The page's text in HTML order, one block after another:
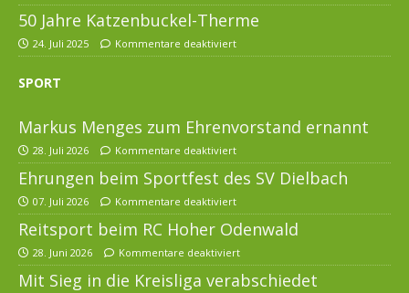
50 Jahre Katzenbuckel-Therme
24. Juli 2025 Kommentare deaktiviert
SPORT
Markus Menges zum Ehrenvorstand ernannt
28. Juli 2026 Kommentare deaktiviert
Ehrungen beim Sportfest des SV Dielbach
07. Juli 2026 Kommentare deaktiviert
Reitsport beim RC Hoher Odenwald
28. Juni 2026 Kommentare deaktiviert
Mit Sieg in die Kreisliga verabschiedet